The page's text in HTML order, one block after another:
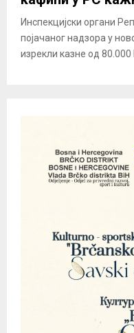
Инспекцијски органи
појачаног надзора у
изрекли казне од 80.000